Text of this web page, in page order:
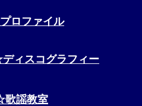
ィスコグラフィー
ロファイル
謡教室